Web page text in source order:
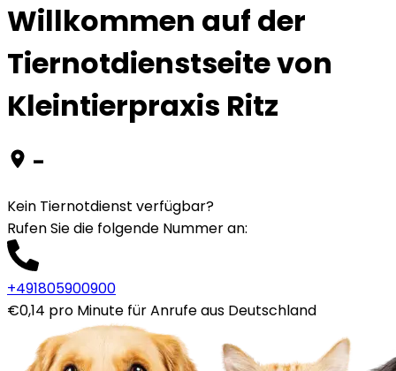
Willkommen auf der
Tiernotdienstseite von
Kleintierpraxis Ritz
-
Kein Tiernotdienst verfügbar?
Rufen Sie die folgende Nummer an:
+491805900900
€0,14 pro Minute für Anrufe aus Deutschland